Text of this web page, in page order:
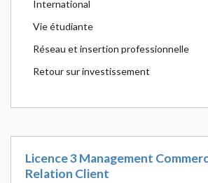
International
Vie étudiante
Réseau et insertion professionnelle
Retour sur investissement
Licence 3 Management
Relation Client